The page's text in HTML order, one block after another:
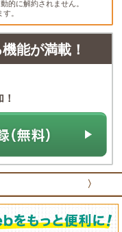
的に解約されません。
。
能が満載！
〉